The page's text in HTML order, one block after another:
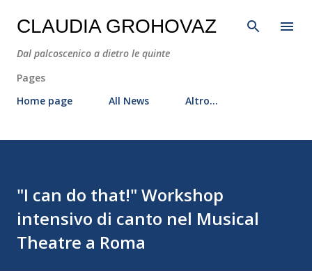
Passa ai contenuti principali
CLAUDIA GROHOVAZ
Dal palcoscenico a dietro le quinte
Pages
Home page
All News Altro…
"I can do that!" Workshop
intensivo di canto nel Musical
Theatre a Roma